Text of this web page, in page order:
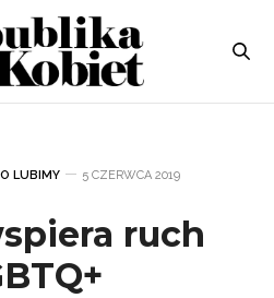
LUBIMY 5 CZERWCA 2019
ruch